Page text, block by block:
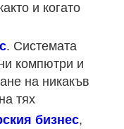
и когато
. Системата
компютри и
на никакъв
тях
бизнес,